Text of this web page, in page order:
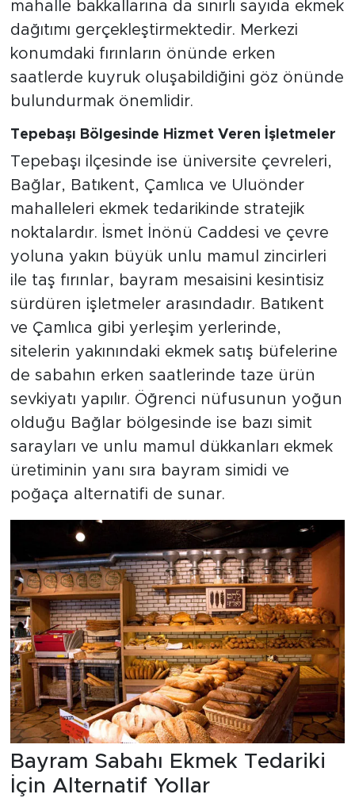
mahalle bakkallarına da sınırlı sayıda ekmek
dağıtımı gerçekleştirmektedir. Merkezi
konumdaki fırınların önünde erken
saatlerde kuyruk oluşabildiğini göz önünde
bulundurmak önemlidir.
Tepebaşı Bölgesinde Hizmet Veren İşletmeler
Tepebaşı ilçesinde ise üniversite çevreleri,
Bağlar, Batıkent, Çamlıca ve Uluönder
mahalleleri ekmek tedarikinde stratejik
noktalardır. İsmet İnönü Caddesi ve çevre
yoluna yakın büyük unlu mamul zincirleri
ile taş fırınlar, bayram mesaisini kesintisiz
sürdüren işletmeler arasındadır. Batıkent
ve Çamlıca gibi yerleşim yerlerinde,
sitelerin yakınındaki ekmek satış büfelerine
de sabahın erken saatlerinde taze ürün
sevkiyatı yapılır. Öğrenci nüfusunun yoğun
olduğu Bağlar bölgesinde ise bazı simit
sarayları ve unlu mamul dükkanları ekmek
üretiminin yanı sıra bayram simidi ve
poğaça alternatifi de sunar.
Bayram Sabahı Ekmek Tedariki
İçin Alternatif Yollar